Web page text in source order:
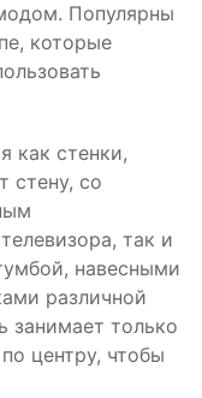
Популярны
которые
как стенки,
стену, со
так и
навесными
различной
занимает только
центру, чтобы